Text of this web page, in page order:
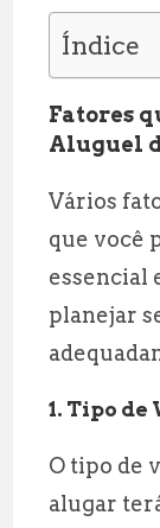
Índice
Fatores
Aluguel
Vários
que você
essencial
planejar
1. Tipo de
O tipo de
alugar